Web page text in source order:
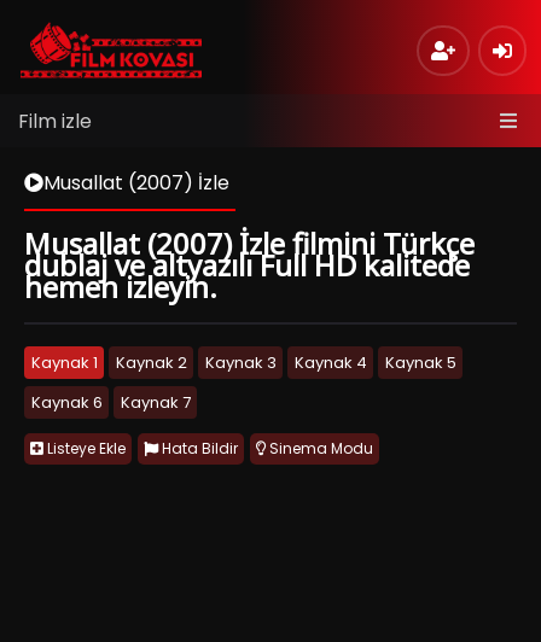
Film izle
Musallat (2007) İzle
Musallat (2007) İzle filmini Türkçe
dublaj ve altyazılı Full HD kalitede
hemen izleyin.
Kaynak 1 Kaynak 2 Kaynak 3 Kaynak 4
Kaynak 5
Kaynak 6
Kaynak 7
Listeye Ekle Hata Bildir Sinema Modu